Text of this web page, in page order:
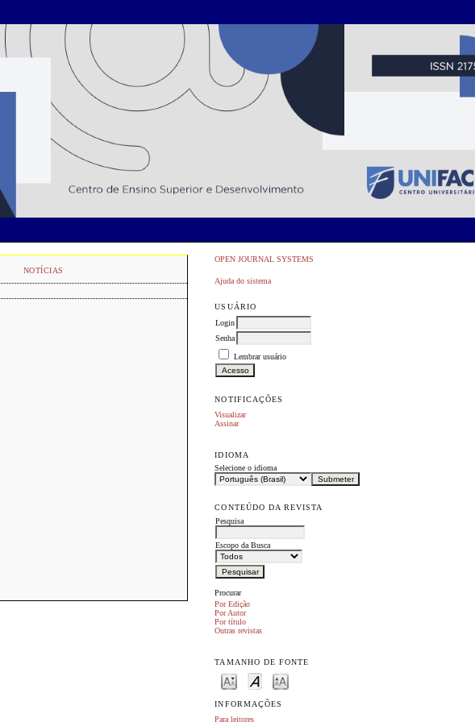
OPEN JOURNAL SYSTEMS
Ajuda do sistema
USUÁRIO
Login
Senha
Lembrar usuário
NOTIFICAÇÕES
Visualizar
Assinar
IDIOMA
Selecione o idioma
CONTEÚDO DA REVISTA
Pesquisa
Escopo da Busca
Procurar
Por Edição
Por Autor
Por título
Outras revistas
TAMANHO DE FONTE
INFORMAÇÕES
Para leitores
NOTÍCIAS